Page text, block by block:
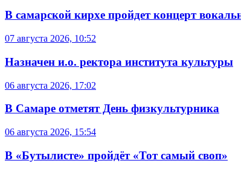
В самарской кирхе пройдет концерт
07 августа 2026, 10:52
Назначен и.о. ректора института культуры
06 августа 2026, 17:02
В Самаре отметят День физкультурника
06 августа 2026, 15:54
В «Бутылисте» пройдёт «Тот самый своп»